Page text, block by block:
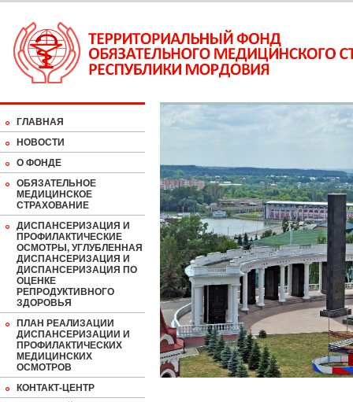
ГЛАВНАЯ
НОВОСТИ
О ФОНДЕ
ОБЯЗАТЕЛЬНОЕ
МЕДИЦИНСКОЕ
СТРАХОВАНИЕ
ДИСПАНСЕРИЗАЦИЯ И
ПРОФИЛАКТИЧЕСКИЕ
ОСМОТРЫ, УГЛУБЛЕННАЯ
ДИСПАНСЕРИЗАЦИЯ И
ДИСПАНСЕРИЗАЦИЯ ПО
ОЦЕНКЕ
РЕПРОДУКТИВНОГО
ЗДОРОВЬЯ
ПЛАН РЕАЛИЗАЦИИ
ДИСПАНСЕРИЗАЦИИ И
ПРОФИЛАКТИЧЕСКИХ
МЕДИЦИНСКИХ
ОСМОТРОВ
КОНТАКТ-ЦЕНТР